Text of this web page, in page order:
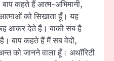
कहते हैं आत्म-अभिमानी,
को सिखाता हूँ। यह
आकर देते हैं। बाकी सब है
है। बाप कहते हैं मैं सब वेदों,
को जानने वाला हूँ। अथॉरिटी